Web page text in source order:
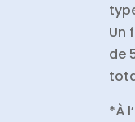
Un
de
*À